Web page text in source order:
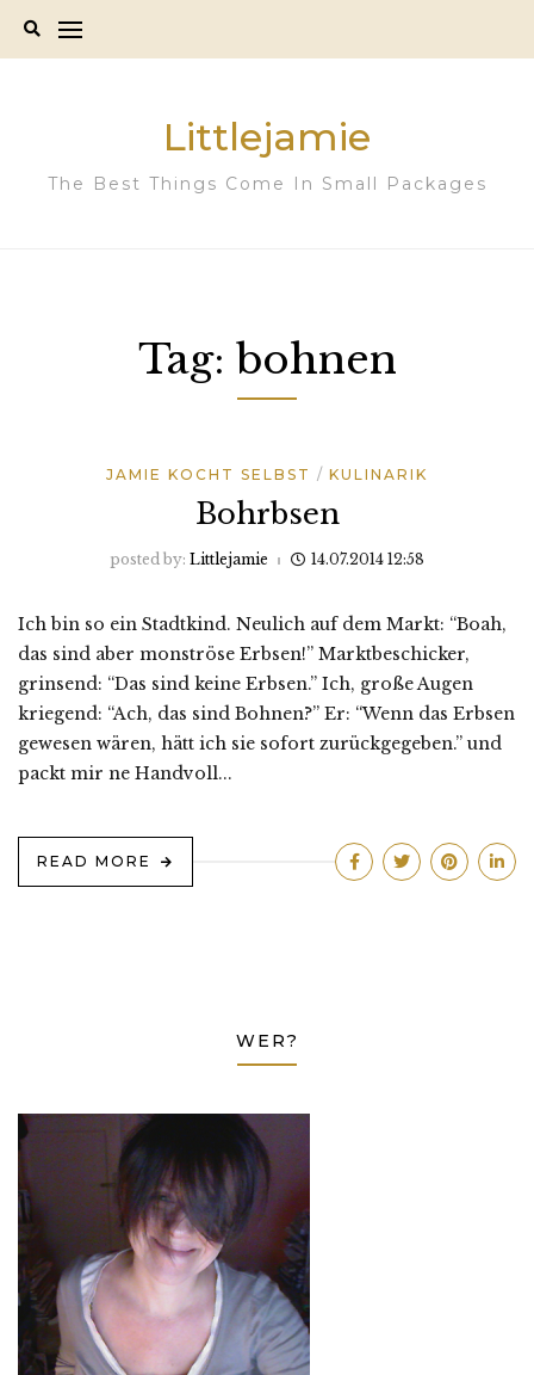
Littlejamie
The Best Things Come In Small Packages
Tag: bohnen
JAMIE KOCHT SELBST KULINARIK
Bohrbsen
posted by: Littlejamie 14.07.2014 12:58
Ich bin so ein Stadtkind. Neulich auf dem Markt: “Boah,
das sind aber monströse Erbsen!” Marktbeschicker,
grinsend: “Das sind keine Erbsen.” Ich, große Augen
kriegend: “Ach, das sind Bohnen?” Er: “Wenn das Erbsen
gewesen wären, hätt ich sie sofort zurückgegeben.” und
packt mir ne Handvoll...
READ MORE
WER?